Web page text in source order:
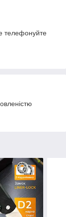
телефонуйте